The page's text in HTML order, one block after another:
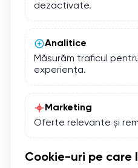
dezactivate.
Analitice
Măsurăm traficul
experiența.
Marketing
Oferte relevante și
Cookie-uri pe care